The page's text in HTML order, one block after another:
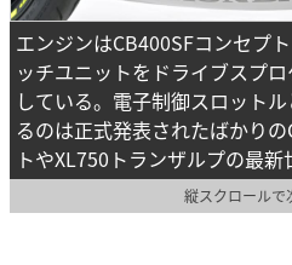
エンジンはCB400SFコンセプ
ッチユニットをドライブスプ
している。電子制御スロット
るのは正式発表されたばかり
トやXL750トランザルプの最新
縦スクロールで